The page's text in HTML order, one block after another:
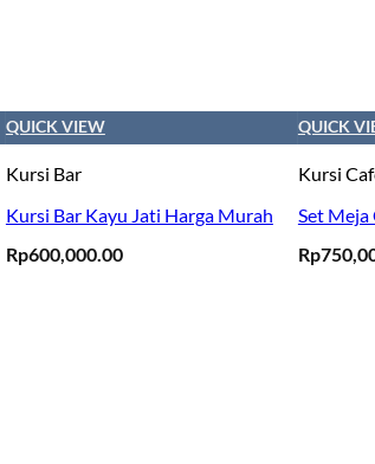
QUICK VIEW
Kursi Bar
Kursi Bar Kayu Jati Harga Murah
Rp600,000.00
QUICK
Kursi
Set Meja
Rp